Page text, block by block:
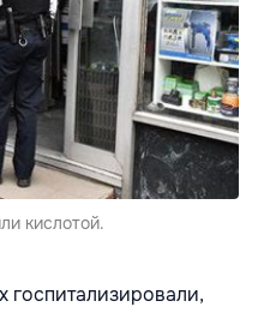
кислотой.
госпитализировали,